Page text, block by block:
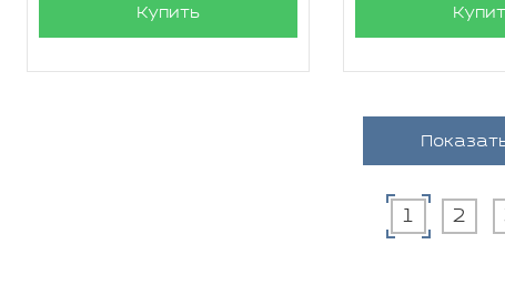
Купить
1 2